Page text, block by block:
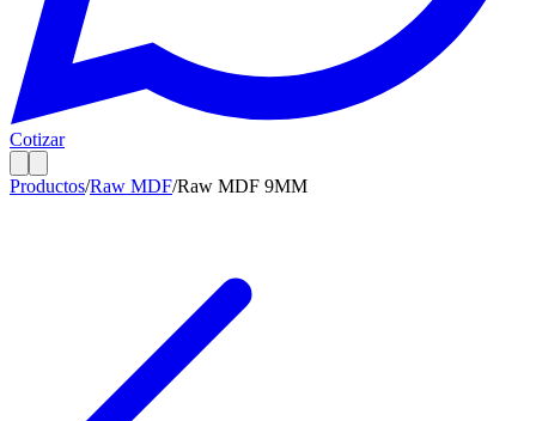
Cotizar
Productos/Raw MDF/Raw MDF 9MM